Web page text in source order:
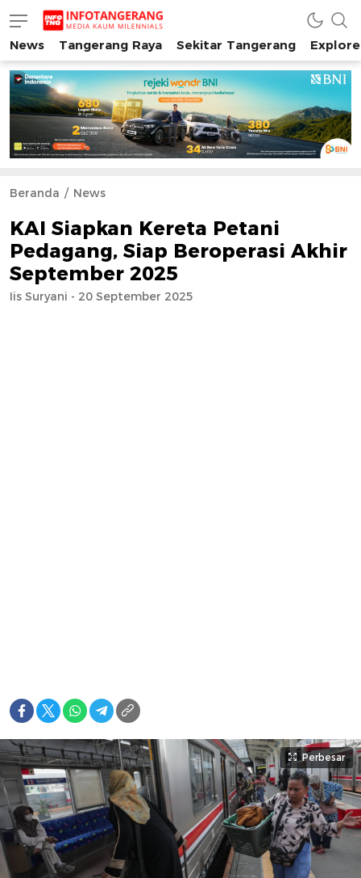
INFO TANGERANG
Media Kaum Millenials Tangerang Raya
News Tangerang Raya Sekitar Tangerang
Beranda News
KAI Siapkan Kereta Petani
Pedagang, Siap Beroperasi Akhir
September 2025
Iis Suryani - 20 September 2025
Perbesar